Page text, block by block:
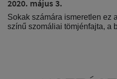
2020. május 3.
Sokak számára ismeretlen ez
színű szomáliai tömjénfajta, a